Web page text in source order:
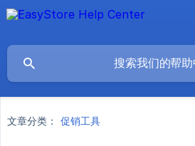
文章分类： 促销工具